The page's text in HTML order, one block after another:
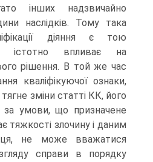
інших надзвичайно
наслідків. Тому така
діяння є тою
істотно впливає на
рішення. В той же час
кваліфікуючої ознаки,
зміни статті КК, його
за умови, що призначене
тяжкості злочину і даним
не може вважатися
справи в порядку